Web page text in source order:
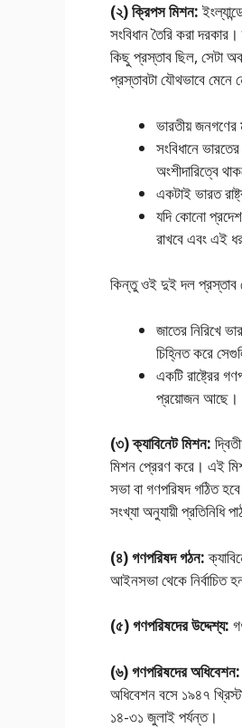
(২) ক্রিপস মিশন:
সংবিধান তৈরি করা
কিছু প্রস্তাব ছিল, সেটা
প্রস্তাবটা যৌথভাবে
ভারতীয় জনগণের
সংবিধানে
অংশীদারিত্বে
একটাই ভারত
যদি কোনাে
রাখবে এবং এই
কিন্তু ওই দুই দল প্রস্তাব
জাতের নিরিখে
চিহ্নিত করে
একটি রাষ্ট্রের
প্রয়ােজন আছে।
(৩) ক্যাবিনেট মিশন:
মিশন প্রেরণ করে। এই
সভা বা গণপরিষদ গঠিত
সংখ্যা অনুযায়ী প্রতিনিধি
(৪) গণপরিষদ গঠন:
আইনসভা থেকে নির্বাচিত
(৫) গণপরিষদের উদ্দেশ্য:
(৬) গণপরিষদের অধিবেশন:
অধিবেশন বসে ১৯৪৭
১৪-৩১ জুলাই পর্যন্ত।